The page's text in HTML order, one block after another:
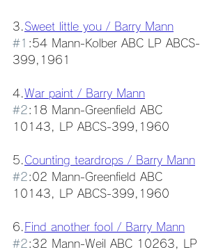
3. Sweet little you / Barry Mann
#1 :54 Mann-Kolber ABC LP ABCS-
399,1961
4. War paint / Barry Mann
#2:18 Mann-Greenfield ABC
10143, LP ABCS-399,1960
5. Counting teardrops / Barry Mann
#2:02 Mann-Greenfield ABC
10143, LP ABCS-399,1960
6. Find another fool / Barry Mann
#2:32 Mann-Weil ABC 10263, LP